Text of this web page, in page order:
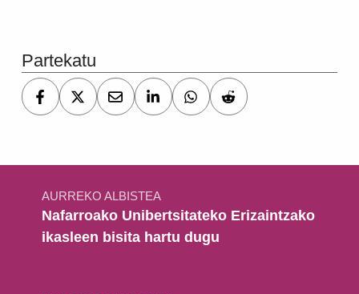
Partekatu
Bidalketetan zehar nabigatu
AURREKO ALBISTEA
Nafarroako Unibertsitateko Erizaintzako
ikasleen bisita hartu dugu